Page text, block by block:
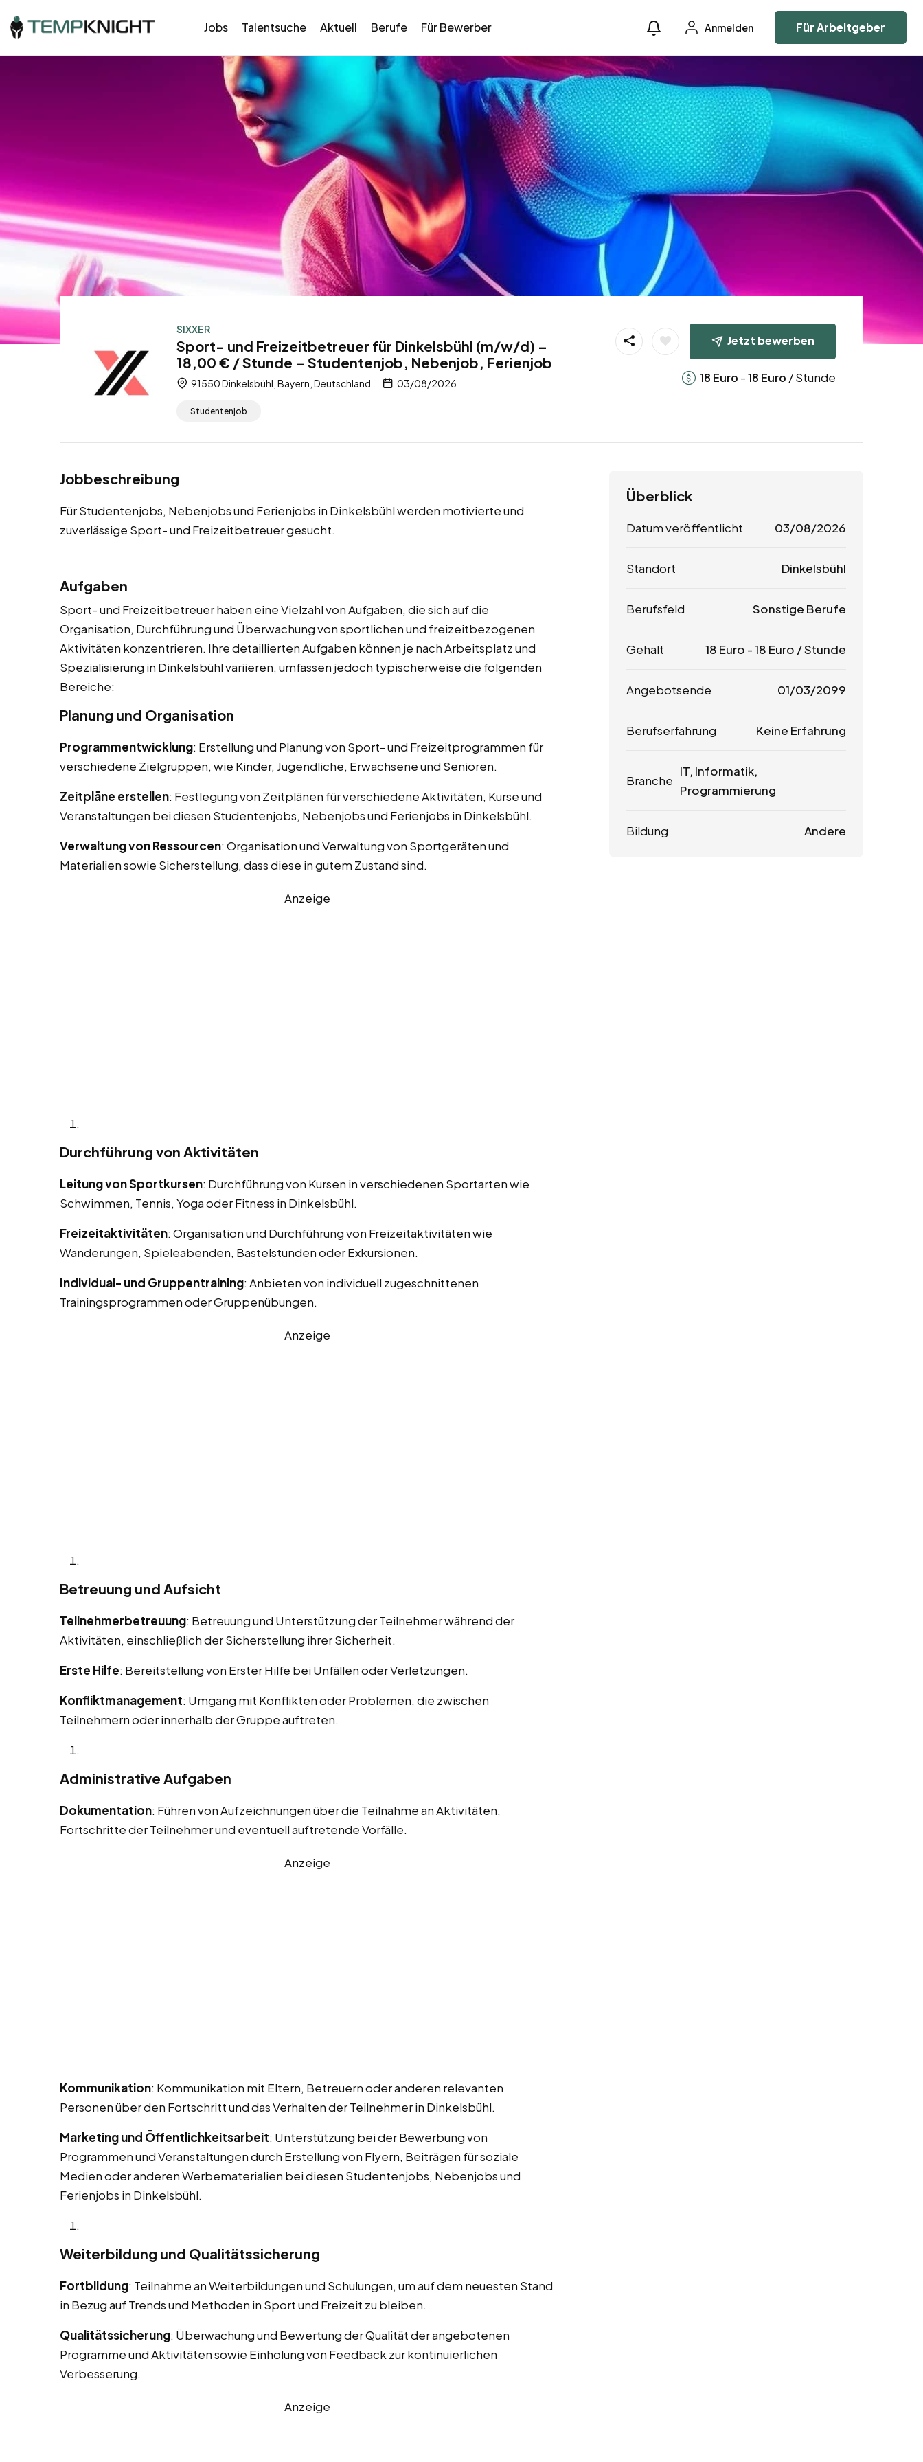
Jobs Talentsuche Aktuell Berufe Für Bewerber Anmelden Für Arbeitgeber
SIXXER
Sport- und Freizeitbetreuer für Dinkelsbühl (m/w/d) –
18,00 € / Stunde – Studentenjob, Nebenjob, Ferienjob
91550 Dinkelsbühl, Bayern, Deutschland 03/08/2026
Studentenjob
Jetzt bewerben
18 Euro -18 Euro / Stunde
Jobbeschreibung
Für Studentenjobs, Nebenjobs und Ferienjobs in Dinkelsbühl werden motivierte und
zuverlässige Sport- und Freizeitbetreuer gesucht.
Aufgaben
Sport- und Freizeitbetreuer haben eine Vielzahl von Aufgaben, die sich auf die
Organisation, Durchführung und Überwachung von sportlichen und freizeitbezogenen
Aktivitäten konzentrieren. Ihre detaillierten Aufgaben können je nach Arbeitsplatz und
Spezialisierung in Dinkelsbühl variieren, umfassen jedoch typischerweise die folgenden
Bereiche:
Planung und Organisation
Programmentwicklung: Erstellung und Planung von Sport- und Freizeitprogrammen für
verschiedene Zielgruppen, wie Kinder, Jugendliche, Erwachsene und Senioren.
Zeitpläne erstellen: Festlegung von Zeitplänen für verschiedene Aktivitäten, Kurse und
Veranstaltungen bei diesen Studentenjobs, Nebenjobs und Ferienjobs in Dinkelsbühl.
Verwaltung von Ressourcen: Organisation und Verwaltung von Sportgeräten und
Materialien sowie Sicherstellung, dass diese in gutem Zustand sind.
Anzeige
Durchführung von Aktivitäten
Leitung von Sportkursen: Durchführung von Kursen in verschiedenen Sportarten wie
Schwimmen, Tennis, Yoga oder Fitness in Dinkelsbühl.
Freizeitaktivitäten: Organisation und Durchführung von Freizeitaktivitäten wie
Wanderungen, Spieleabenden, Bastelstunden oder Exkursionen.
Individual- und Gruppentraining: Anbieten von individuell zugeschnittenen
Trainingsprogrammen oder Gruppenübungen.
Anzeige
Betreuung und Aufsicht
Teilnehmerbetreuung: Betreuung und Unterstützung der Teilnehmer während der
Aktivitäten, einschließlich der Sicherstellung ihrer Sicherheit.
Erste Hilfe: Bereitstellung von Erster Hilfe bei Unfällen oder Verletzungen.
Konfliktmanagement: Umgang mit Konflikten oder Problemen, die zwischen
Teilnehmern oder innerhalb der Gruppe auftreten.
Administrative Aufgaben
Dokumentation: Führen von Aufzeichnungen über die Teilnahme an Aktivitäten,
Fortschritte der Teilnehmer und eventuell auftretende Vorfälle.
Anzeige
Kommunikation: Kommunikation mit Eltern, Betreuern oder anderen relevanten
Personen über den Fortschritt und das Verhalten der Teilnehmer in Dinkelsbühl.
Marketing und Öffentlichkeitsarbeit: Unterstützung bei der Bewerbung von
Programmen und Veranstaltungen durch Erstellung von Flyern, Beiträgen für soziale
Medien oder anderen Werbematerialien bei diesen Studentenjobs, Nebenjobs und
Ferienjobs in Dinkelsbühl.
Weiterbildung und Qualitätssicherung
Fortbildung: Teilnahme an Weiterbildungen und Schulungen, um auf dem neuesten Stand
in Bezug auf Trends und Methoden in Sport und Freizeit zu bleiben.
Qualitätssicherung: Überwachung und Bewertung der Qualität der angebotenen
Programme und Aktivitäten sowie Einholung von Feedback zur kontinuierlichen
Verbesserung.
Anzeige
Überblick
Datum veröffentlicht 03/08/2026
Standort Dinkelsbühl
Berufsfeld Sonstige Berufe
Gehalt 18 Euro -18 Euro / Stunde
Angebotsende 01/03/2099
Berufserfahrung Keine Erfahrung
Branche
IT, Informatik,
Programmierung
Bildung Andere